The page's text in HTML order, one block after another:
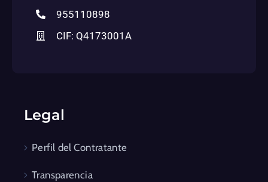
955110898
CIF: Q4173001A
Legal
Perfil del Contratante
Transparencia